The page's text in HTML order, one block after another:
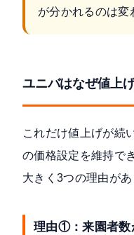
が分かれるのは変
ユニバはなぜ値上
これだけ値上げが続
の価格設定を維持で
大きく3つの理由があ
理由①：来園者数